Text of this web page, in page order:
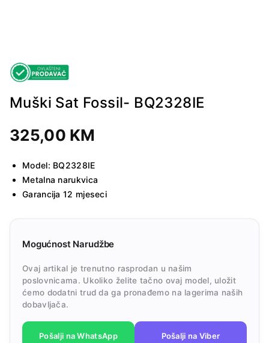
Muški Sat Fossil- BQ2328IE
325,00 KM
Model: BQ2328IE
Metalna narukvica
Garancija 12 mjeseci
Mogućnost Narudžbe
Ovaj artikal je trenutno rasprodan u našim
poslovnicama. Ukoliko želite tačno ovaj model, uložit
ćemo dodatni trud da ga pronađemo na lagerima naših
dobavljača.
Pošalji na WhatsApp Pošalji na Viber